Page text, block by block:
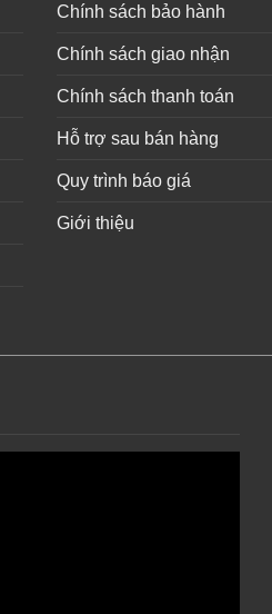
Chính sách bảo hành
Chính sách giao nhận
Chính sách thanh toán
Hỗ trợ sau bán hàng
Quy trình báo giá
Giới thiệu